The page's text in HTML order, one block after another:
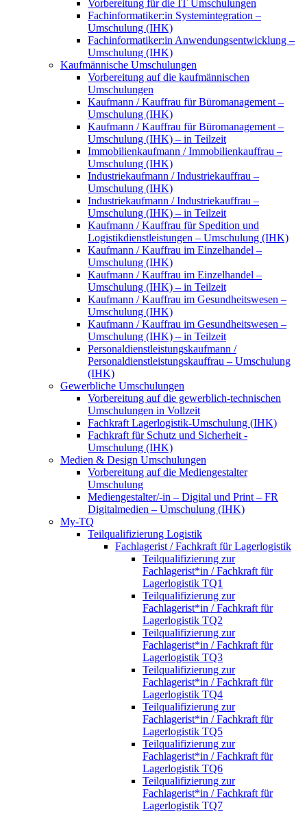
Vorbereitung für die IT Umschulungen
Fachinformatiker:in Systemintegration –
Umschulung (IHK)
Fachinformatiker:in Anwendungsentwicklung –
Umschulung (IHK)
Kaufmännische Umschulungen
Vorbereitung auf die kaufmännischen
Umschulungen
Kaufmann / Kauffrau für Büromanagement –
Umschulung (IHK)
Kaufmann / Kauffrau für Büromanagement –
Umschulung (IHK) – in Teilzeit
Immobilienkaufmann / Immobilienkauffrau –
Umschulung (IHK)
Industriekaufmann / Industriekauffrau –
Umschulung (IHK)
Industriekaufmann / Industriekauffrau –
Umschulung (IHK) – in Teilzeit
Kaufmann / Kauffrau für Spedition und
Logistikdienstleistungen – Umschulung (IHK)
Kaufmann / Kauffrau im Einzelhandel –
Umschulung (IHK)
Kaufmann / Kauffrau im Einzelhandel –
Umschulung (IHK) – in Teilzeit
Kaufmann / Kauffrau im Gesundheitswesen –
Umschulung (IHK)
Kaufmann / Kauffrau im Gesundheitswesen –
Umschulung (IHK) – in Teilzeit
Personaldienstleistungskaufmann /
Personaldienstleistungskauffrau – Umschulung
(IHK)
Gewerbliche Umschulungen
Vorbereitung auf die gewerblich-technischen
Umschulungen in Vollzeit
Fachkraft Lagerlogistik-Umschulung (IHK)
Fachkraft für Schutz und Sicherheit -
Umschulung (IHK)
Medien & Design Umschulungen
Vorbereitung auf die Mediengestalter
Umschulung
Mediengestalter/-in – Digital und Print – FR
Digitalmedien – Umschulung (IHK)
My-TQ
Teilqualifizierung Logistik
Fachlagerist / Fachkraft für Lagerlogistik
Teilqualifizierung zur
Fachlagerist*in / Fachkraft für
Lagerlogistik TQ1
Teilqualifizierung zur
Fachlagerist*in / Fachkraft für
Lagerlogistik TQ2
Teilqualifizierung zur
Fachlagerist*in / Fachkraft für
Lagerlogistik TQ3
Teilqualifizierung zur
Fachlagerist*in / Fachkraft für
Lagerlogistik TQ4
Teilqualifizierung zur
Fachlagerist*in / Fachkraft für
Lagerlogistik TQ5
Teilqualifizierung zur
Fachlagerist*in / Fachkraft für
Lagerlogistik TQ6
Teilqualifizierung zur
Fachlagerist*in / Fachkraft für
Lagerlogistik TQ7